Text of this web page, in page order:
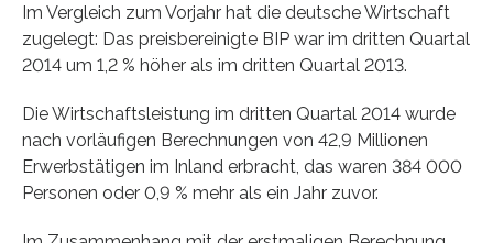
Im Vergleich zum Vorjahr hat die deutsche Wirtschaft
zugelegt: Das preisbereinigte BIP war im dritten Quartal
2014 um 1,2 % höher als im dritten Quartal 2013.
Die Wirtschaftsleistung im dritten Quartal 2014 wurde
nach vorläufigen Berechnungen von 42,9 Millionen
Erwerbstätigen im Inland erbracht, das waren 384 000
Personen oder 0,9 % mehr als ein Jahr zuvor.